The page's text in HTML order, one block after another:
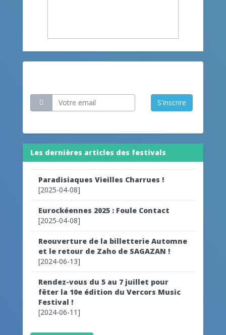
S'inscrire
Les dernières articles des festivals
Paradisiaques Vieilles Charrues !
[2025-04-08]
Eurockéennes 2025 : Foule Contact
[2025-04-08]
Reouverture de la billetterie Automne
et le retour de Zaho de SAGAZAN !
[2024-06-13]
Rendez-vous du 5 au 7 juillet pour
fêter la 10e édition du Vercors Music
Festival !
[2024-06-11]